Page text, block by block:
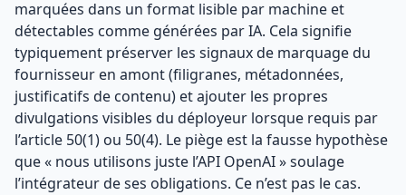
marquées dans un format lisible par machine et
détectables comme générées par IA. Cela signifie
typiquement préserver les signaux de marquage du
fournisseur en amont (filigranes, métadonnées,
justificatifs de contenu) et ajouter les propres
divulgations visibles du déployeur lorsque requis par
l’article 50(1) ou 50(4). Le piège est la fausse hypothèse
que « nous utilisons juste l’API OpenAI » soulage
l’intégrateur de ses obligations. Ce n’est pas le cas.